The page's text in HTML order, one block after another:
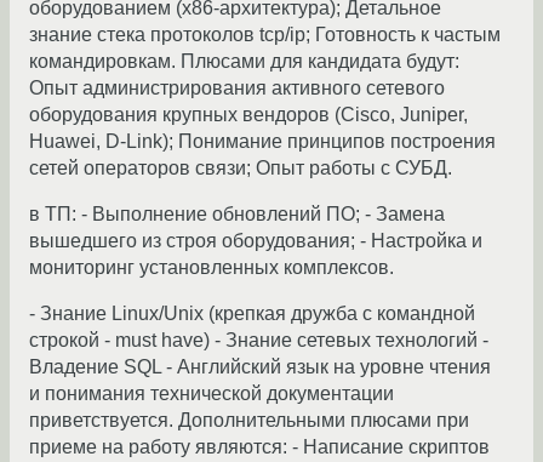
оборудованием (x86-архитектура); Детальное
знание стека протоколов tcp/ip; Готовность к частым
командировкам. Плюсами для кандидата будут:
Опыт администрирования активного сетевого
оборудования крупных вендоров (Cisco, Juniper,
Huawei, D-Link); Понимание принципов построения
сетей операторов связи; Опыт работы с СУБД.
в ТП: - Выполнение обновлений ПО; - Замена
вышедшего из строя оборудования; - Настройка и
мониторинг установленных комплексов.
- Знание Linux/Unix (крепкая дружба с командной
строкой - must have) - Знание сетевых технологий -
Владение SQL - Английский язык на уровне чтения
и понимания технической документации
приветствуется. Дополнительными плюсами при
приеме на работу являются: - Написание скриптов